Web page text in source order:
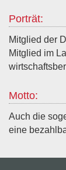
Porträt:
Mitglied der
Mitglied im
Motto:
Auch die
eine